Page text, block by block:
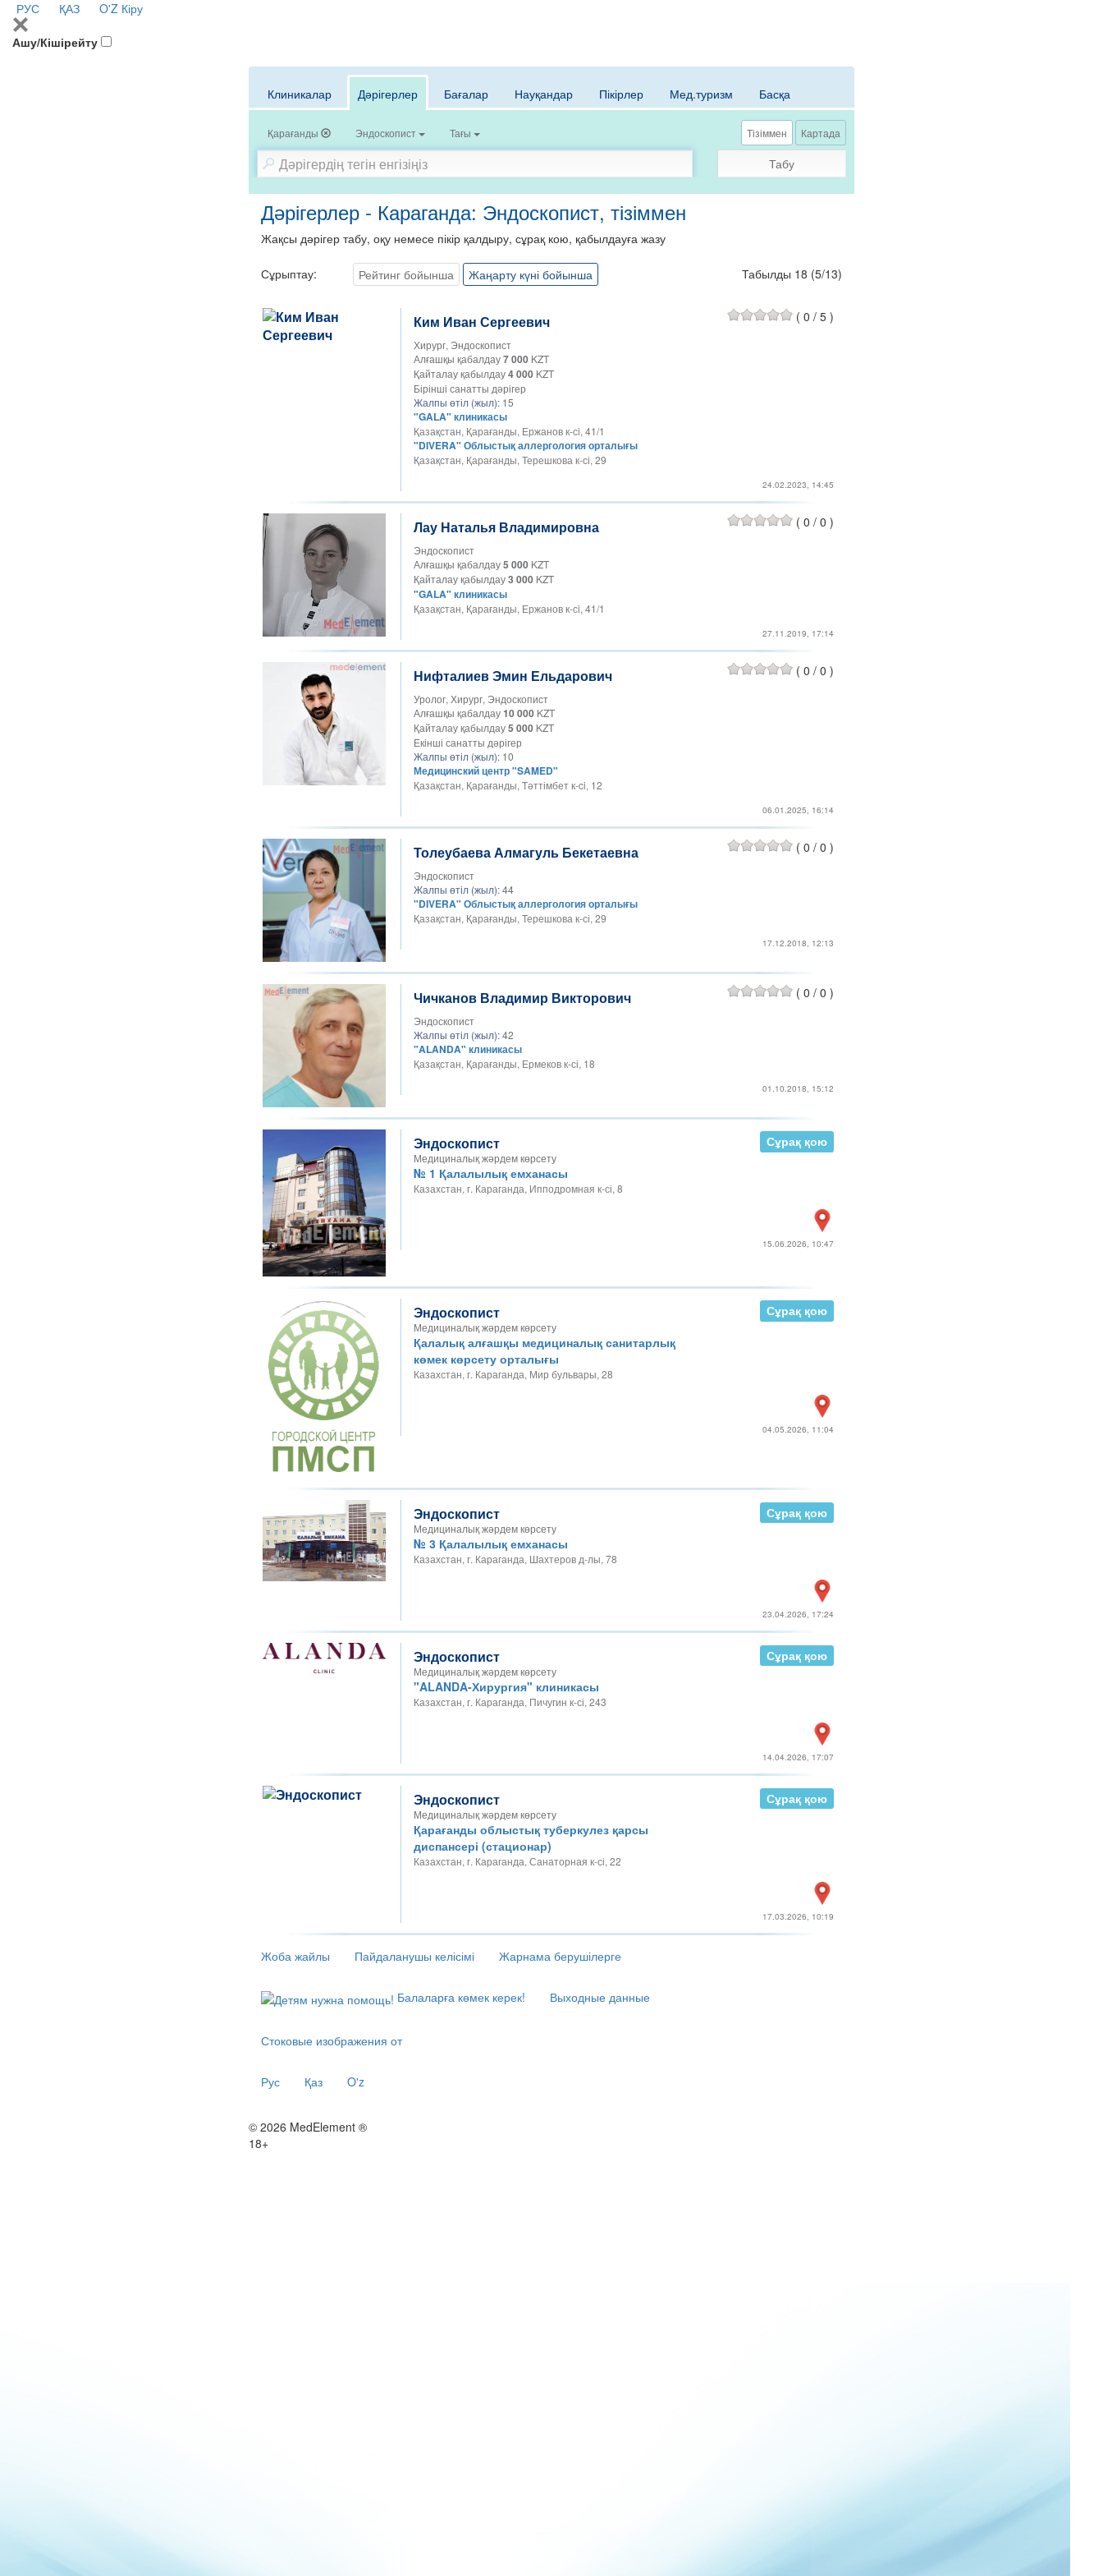
РУС ҚАЗ O'Z Кіру
Ашу/Кішірейту
Клиникалар Дәрігерлер Бағалар Науқандар Пікірлер Мед.туризм Басқа
Қарағанды Эндоскопист Тағы Тізіммен Картада
Табу
Дәрігерлер - Караганда: Эндоскопист, тізіммен
Жақсы дәрігер табу, оқу немесе пікір қалдыру, сұрақ кою, қабылдауға жазу
Сұрыптау: Рейтинг бойынша Жаңарту күні бойынша Табылды 18 (5/13)
Ким Иван Сергеевич
Хирург, Эндоскопист
Алғашқы қабалдау7 000KZT
Қайталау қабылдау4 000KZT
Бірінші санатты дәрігер
Жалпы өтіл (жыл):15
"GALA" клиникасы
Қазақстан, Қарағанды, Ержанов к-сi, 41/1
"DIVERA" Облыстық аллергология орталығы
Қазақстан, Қарағанды, Терешкова к-сі, 29
( 0 / 5 )
24.02.2023, 14:45
Лау Наталья Владимировна
Эндоскопист
Алғашқы қабалдау5 000KZT
Қайталау қабылдау3 000KZT
"GALA" клиникасы
Қазақстан, Қарағанды, Ержанов к-сi, 41/1
( 0 / 0 )
27.11.2019, 17:14
Нифталиев Эмин Ельдарович
Уролог, Хирург, Эндоскопист
Алғашқы қабалдау10 000KZT
Қайталау қабылдау5 000KZT
Екінші санатты дәрігер
Жалпы өтіл (жыл):10
Медицинский центр "SAMED"
Қазақстан, Қарағанды, Тәттімбет к-ci, 12​
( 0 / 0 )
06.01.2025, 16:14
Толеубаева Алмагуль Бекетаевна
Эндоскопист
Жалпы өтіл (жыл):44
"DIVERA" Облыстық аллергология орталығы
Қазақстан, Қарағанды, Терешкова к-сі, 29
( 0 / 0 )
17.12.2018, 12:13
Чичканов Владимир Викторович
Эндоскопист
Жалпы өтіл (жыл):42
"ALANDA" клиникасы
Қазақстан, Қарағанды, Ермеков к-сі, 18
( 0 / 0 )
01.10.2018, 15:12
Эндоскопист
Медициналық жәрдем көрсету
№ 1 Қалалылық емханасы
Казахстан, г. Караганда, Ипподромная к-сі, 8
Сұрақ қою
15.06.2026, 10:47
Эндоскопист
Медициналық жәрдем көрсету
Қалалық алғашқы медициналық санитарлық
көмек көрсету орталығы
Казахстан, г. Караганда, Мир бульвары, 28
Сұрақ қою
04.05.2026, 11:04
Эндоскопист
Медициналық жәрдем көрсету
№ 3 Қалалылық емханасы
Казахстан, г. Караганда, Шахтеров д-лы, 78
Сұрақ қою
23.04.2026, 17:24
Эндоскопист
Медициналық жәрдем көрсету
"ALANDA-Хирургия" клиникасы
Казахстан, г. Караганда, Пичугин к-сі, 243
Сұрақ қою
14.04.2026, 17:07
Эндоскопист
Медициналық жәрдем көрсету
Қарағанды облыстық туберкулез қарсы
диспансері (стационар)
Казахстан, г. Караганда, Санаторная к-сі, 22
Сұрақ қою
17.03.2026, 10:19
Жоба жайлы Пайдаланушы келісімі Жарнама берушілерге
Балаларға көмек керек! Выходные данные
Стоковые изображения от
Рус Қаз O'z
© 2026 MedElement ®
18+